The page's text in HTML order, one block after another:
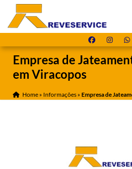
Empresa de
em Viracopos
Home » Informações »Empresa de